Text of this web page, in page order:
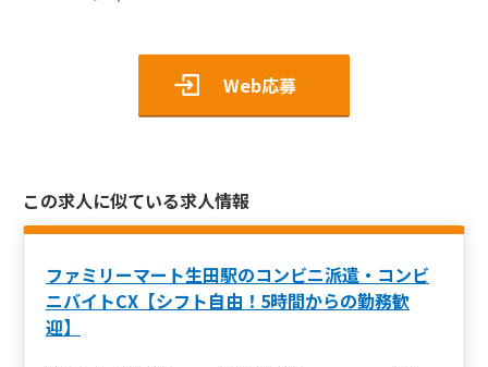
Web応募
この求人に似ている求人情報
ファミリーマート生田駅のコンビニ派遣・コンビ
ニバイトCX【シフト自由！5時間からの勤務歓
迎】